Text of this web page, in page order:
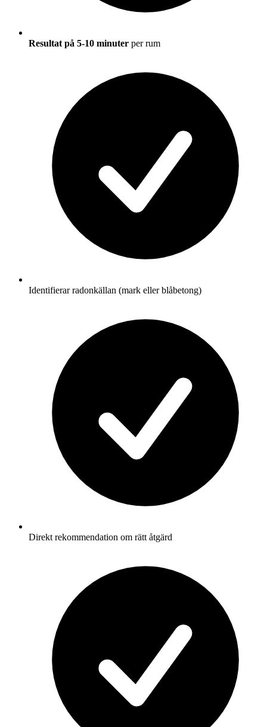
Resultat på 5-10 minuter per rum
Identifierar radonkällan (mark eller blåbetong)
Direkt rekommendation om rätt åtgärd